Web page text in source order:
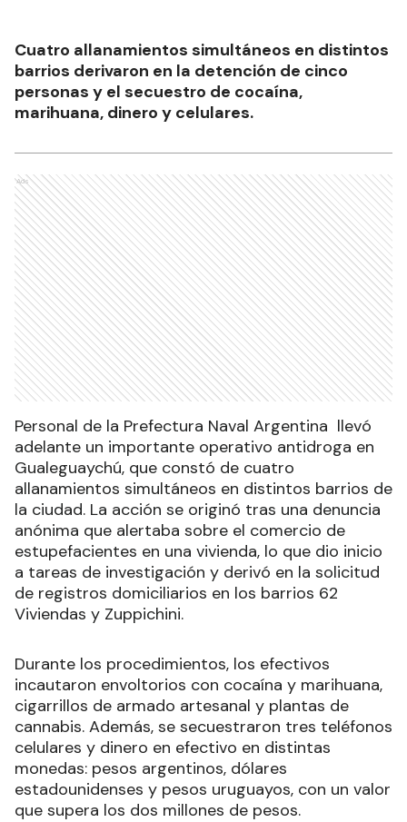
Cuatro allanamientos simultáneos en distintos
barrios derivaron en la detención de cinco
personas y el secuestro de cocaína,
marihuana, dinero y celulares.
Ads
Personal de la Prefectura Naval Argentina llevó
adelante un importante operativo antidroga en
Gualeguaychú, que constó de cuatro
allanamientos simultáneos en distintos barrios de
la ciudad. La acción se originó tras una denuncia
anónima que alertaba sobre el comercio de
estupefacientes en una vivienda, lo que dio inicio
a tareas de investigación y derivó en la solicitud
de registros domiciliarios en los barrios 62
Viviendas y Zuppichini.
Durante los procedimientos, los efectivos
incautaron envoltorios con cocaína y marihuana,
cigarrillos de armado artesanal y plantas de
cannabis. Además, se secuestraron tres teléfonos
celulares y dinero en efectivo en distintas
monedas: pesos argentinos, dólares
estadounidenses y pesos uruguayos, con un valor
que supera los dos millones de pesos.